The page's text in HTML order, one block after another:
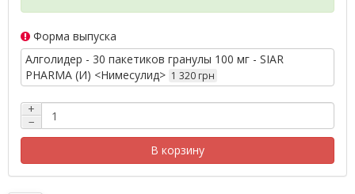
Форма выпуска
Алголидер - 30 пакетиков гранулы 100 мг - SIAR
PHARMA (И) <Нимесулид> 1 320 грн
+
−
В корзину